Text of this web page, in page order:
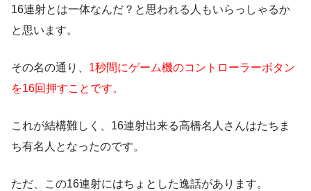
16連射とは一体なんだ？と思われる人もいらっしゃるか
と思います。
その名の通り、 1秒間にゲーム機のコントローラーボタン
を16回押すことです。
これが結構難しく、16連射出来る高橋名人さんはたちま
ち有名人となったのです。
ただ、この16連射にはちょとした逸話があります。